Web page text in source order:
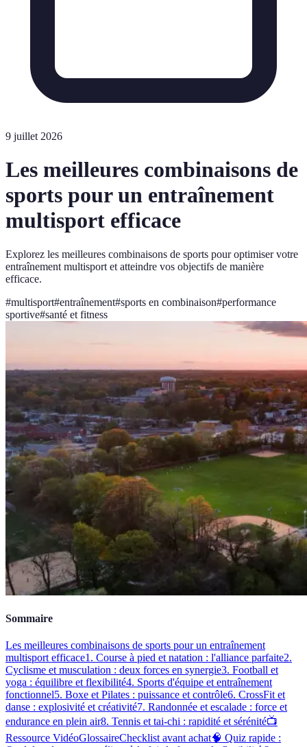
9 juillet 2026
Les meilleures combinaisons de
sports pour un entraînement
multisport efficace
Explorez les meilleures combinaisons de sports pour optimiser votre
entraînement multisport et atteindre vos objectifs de manière
efficace.
#multisport#entraînement#sports en combinaison#performance
sportive#santé et fitness
Sommaire
Les meilleures combinaisons de sports pour un entraînement
multisport efficace1. Course à pied et natation : l'alliance parfaite2.
Cyclisme et musculation : deux forces en synergie3. Football et
yoga : équilibre et flexibilité4. Sports d'équipe et entraînement
fonctionnel5. Boxe et Pilates : puissance et contrôle6. CrossFit et
danse : explosivité et créativité7. Randonnée et escalade : force et
endurance en plein air8. Tennis et tai-chi : rapidité et sérénité📺
Ressource VidéoGlossaireChecklist avant achat🧠 Quiz rapide :